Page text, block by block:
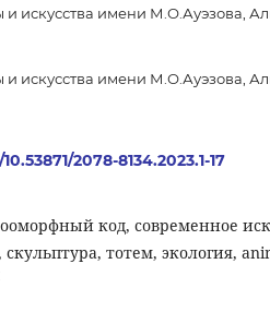
и искусства имени М.О.Ауэзова,
и искусства имени М.О.Ауэзова,
2078-8134.2023.1-17
код, современное
тотем, экология,